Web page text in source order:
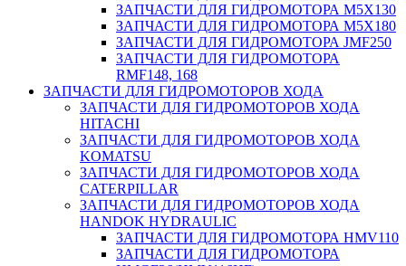
ЗАПЧАСТИ ДЛЯ ГИДРОМОТОРА M5X130
ЗАПЧАСТИ ДЛЯ ГИДРОМОТОРА M5X180
ЗАПЧАСТИ ДЛЯ ГИДРОМОТОРА JMF250
ЗАПЧАСТИ ДЛЯ ГИДРОМОТОРА
RMF148, 168
ЗАПЧАСТИ ДЛЯ ГИДРОМОТОРОВ ХОДА
ЗАПЧАСТИ ДЛЯ ГИДРОМОТОРОВ ХОДА
HITACHI
ЗАПЧАСТИ ДЛЯ ГИДРОМОТОРОВ ХОДА
KOMATSU
ЗАПЧАСТИ ДЛЯ ГИДРОМОТОРОВ ХОДА
CATERPILLAR
ЗАПЧАСТИ ДЛЯ ГИДРОМОТОРОВ ХОДА
HANDOK HYDRAULIC
ЗАПЧАСТИ ДЛЯ ГИДРОМОТОРА HMV110
ЗАПЧАСТИ ДЛЯ ГИДРОМОТОРА